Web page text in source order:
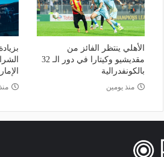
الأهلي ينتظر الفائز من
مقديشيو وكيتارا في دور الـ 32
بالكونفدرالية
منذ يومين